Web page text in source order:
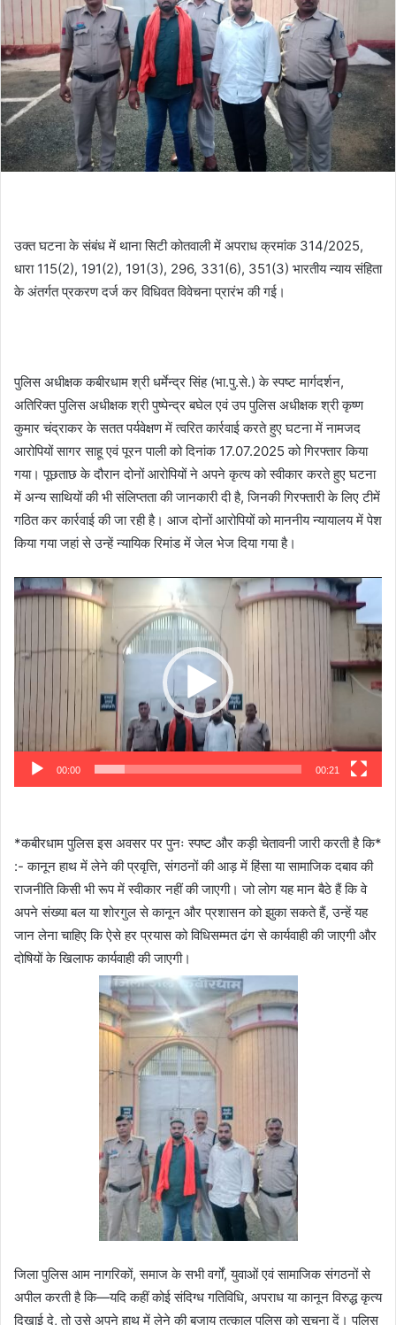
उक्त घटना के संबंध में थाना सिटी कोतवाली में अपराध क्रमांक 314/2025,
धारा 115(2), 191(2), 191(3), 296, 331(6), 351(3) भारतीय न्याय संहिता
के अंतर्गत प्रकरण दर्ज कर विधिवत विवेचना प्रारंभ की गई।
पुलिस अधीक्षक कबीरधाम श्री धर्मेन्द्र सिंह (भा.पु.से.) के स्पष्ट मार्गदर्शन,
अतिरिक्त पुलिस अधीक्षक श्री पुष्पेन्द्र बघेल एवं उप पुलिस अधीक्षक श्री कृष्ण
कुमार चंद्राकर के सतत पर्यवेक्षण में त्वरित कार्रवाई करते हुए घटना में नामजद
आरोपियों सागर साहू एवं पूरन पाली को दिनांक 17.07.2025 को गिरफ्तार किया
गया। पूछताछ के दौरान दोनों आरोपियों ने अपने कृत्य को स्वीकार करते हुए घटना
में अन्य साथियों की भी संलिप्तता की जानकारी दी है, जिनकी गिरफ्तारी के लिए टीमें
गठित कर कार्रवाई की जा रही है। आज दोनों आरोपियों को माननीय न्यायालय में पेश
किया गया जहां से उन्हें न्यायिक रिमांड में जेल भेज दिया गया है।
Video
Player
00:00 00:21
*कबीरधाम पुलिस इस अवसर पर पुनः स्पष्ट और कड़ी चेतावनी जारी करती है कि*
:- कानून हाथ में लेने की प्रवृत्ति, संगठनों की आड़ में हिंसा या सामाजिक दबाव की
राजनीति किसी भी रूप में स्वीकार नहीं की जाएगी। जो लोग यह मान बैठे हैं कि वे
अपने संख्या बल या शोरगुल से कानून और प्रशासन को झुका सकते हैं, उन्हें यह
जान लेना चाहिए कि ऐसे हर प्रयास को विधिसम्मत ढंग से कार्यवाही की जाएगी और
दोषियों के खिलाफ कार्यवाही की जाएगी।
जिला पुलिस आम नागरिकों, समाज के सभी वर्गों, युवाओं एवं सामाजिक संगठनों से
अपील करती है कि—यदि कहीं कोई संदिग्ध गतिविधि, अपराध या कानून विरुद्ध कृत्य
दिखाई दे, तो उसे अपने हाथ में लेने की बजाय तत्काल पुलिस को सूचना दें। पुलिस